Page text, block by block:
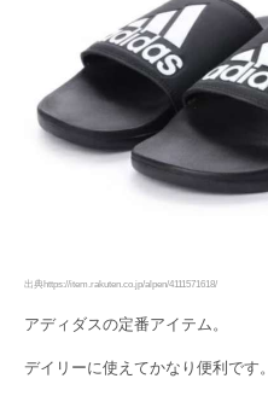
出典https://item.rakuten.co.jp/alpen/4111571618/
アディダスの定番アイテム。
デイリーに使えてかなり便利です。